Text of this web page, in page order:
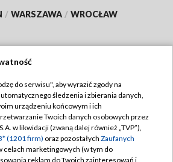
/ WARSZAWA / WROCŁAW
TVP
TVP
Regulamin TVP
prywatności
Moje zgody
do serwisu", aby wyrazić zgody na
śledzenia i zbierania danych,
urządzeniu końcowym i ich
Twoich danych osobowych przez
w likwidacji (zwaną dalej również „TVP”),
(1201 firm) oraz pozostałych Zaufanych
celach marketingowych (w tym do
reklam do Twoich zainteresowań i